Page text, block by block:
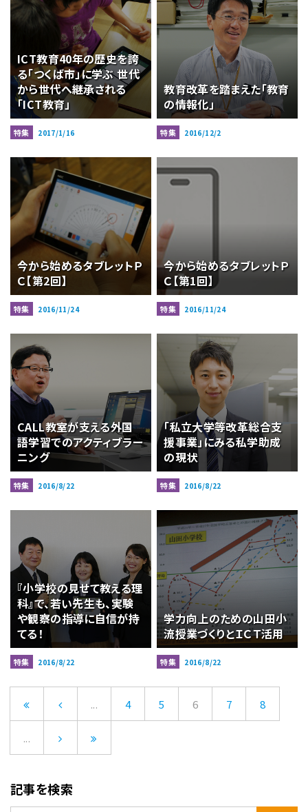
ICT教育40年の歴史を誇
る「つくば市」に学ぶ 世代
から世代へ継承される
「ICT教育」
特集 2017/1/16
教育改革を踏まえた「教育
の情報化」
特集 2016/12/2
今から始めるタブレットＰ
Ｃ【第2回】
特集 2016/11/24
今から始めるタブレットＰ
Ｃ【第1回】
特集 2016/11/24
CALL教室が支える外国
語学習でのアクティブラー
ニング
特集 2016/8/22
「私立大学等改革総合支
援事業」にみる私学助成
の現状
特集 2016/8/22
『小学校の見せて教える理
科』で、若い先生も、実験
や観察の指導に自信が持
てる！
特集 2016/8/22
学力向上のための山田小
流授業づくりとＩＣＴ活用
特集 2016/8/22
... 4 5 6 7 8
...
記事を検索